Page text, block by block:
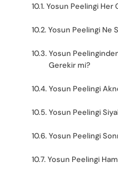
Yosun Peelingi Her
Yosun Peelingi Ne
Yosun
Gerekir mi?
Yosun Peelingi
Yosun Peelingi
Yosun Peelingi
Yosun Peelingi